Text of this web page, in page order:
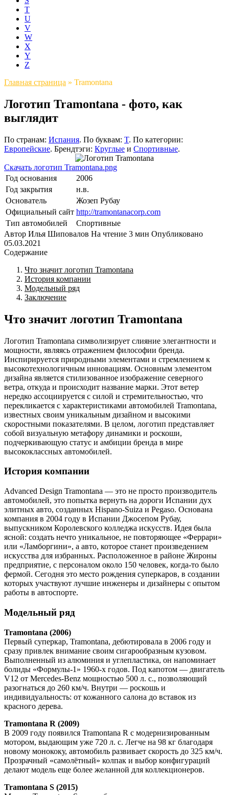
T
U
V
W
X
Y
Z
Главная страница » Tramontana
Логотип Tramontana - фото, как
выглядит
По странам: Испания. По буквам: T. По категории:
Европейские. Брендтэги: Круглые и Спортивные.
Скачать логотип Tramontana.png
Год основания
2006
Год закрытия
н.в.
Основатель
Жозеп Рубау
Официальный сайт http://tramontanacorp.com
Тип автомобилей
Спортивные
Автор Илья Шиповалов На чтение 3 мин Опубликовано
05.03.2021
Содержание
Что значит логотип Tramontana
История компании
Модельный ряд
Заключение
Что значит логотип Tramontana
Логотип Tramontana символизирует слияние элегантности и
мощности, являясь отражением философии бренда.
Инспирируется природными элементами и стремлением к
высокотехнологичным инновациям. Основным элементом
дизайна является стилизованное изображение северного
ветра, откуда и происходит название марки. Этот ветер
нередко ассоциируется с силой и стремительностью, что
перекликается с характеристиками автомобилей Tramontana,
известных своим уникальным дизайном и высокими
скоростными показателями. В целом, логотип представляет
собой визуальную метафору динамики и роскоши,
подчеркивающую статус и амбиции бренда в мире
высококлассных автомобилей.
История компании
Advanced Design Tramontana — это не просто производитель
автомобилей, это попытка вернуть на дороги Испании дух
элитных авто, созданных Hispano-Suiza и Pegaso. Основана
компания в 2004 году в Испании Джосепом Рубау,
выпускником Королевского колледжа искусств. Идея была
ясной: создать нечто уникальное, не повторяющее «Феррари»
или «Ламборгини», а авто, которое станет произведением
искусства для избранных. Расположенное в районе Жироны
предприятие, с персоналом около 150 человек, когда-то было
фермой. Сегодня это место рождения суперкаров, в создании
которых участвуют лучшие инженеры и дизайнеры с опытом
работы в автоспорте.
Модельный ряд
Tramontana (2006)
Первый суперкар, Tramontana, дебютировала в 2006 году и
сразу привлек внимание своим сигарообразным кузовом.
Выполненный из алюминия и углепластика, он напоминает
болиды «Формулы-1» 1960-х годов. Под капотом — двигатель
V12 от Mercedes-Benz мощностью 500 л. с., позволяющий
разогнаться до 260 км/ч. Внутри — роскошь и
индивидуальность: от кожанного салона до вставок из
красного дерева.
Tramontana R (2009)
В 2009 году появился Tramontana R с модернизированным
мотором, выдающим уже 720 л. с. Легче на 98 кг благодаря
новому монококу, автомобиль развивает скорость до 325 км/ч.
Прозрачный «самолётный» колпак и выбор конфигураций
делают модель еще более желанной для коллекционеров.
Tramontana S (2015)